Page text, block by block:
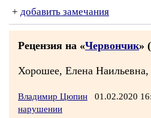
+ добавить замечания
Рецензия на «Червончик» (
Хорошее, Елена Наильевна,
Владимир Цюпин 01.02.2020
нарушении